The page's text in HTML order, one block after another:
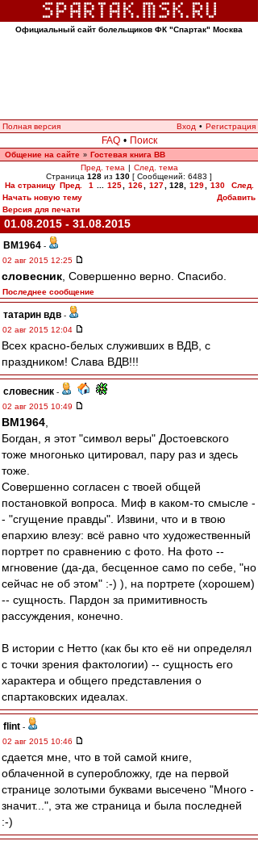
Официальный сайт болельщиков ФК "Спартак" Москва
Полная версия Вход • Регистрация
FAQ • Поиск
Общение на сайте » Гостевая книга ВВ
Пред. тема | След. тема
Страница 128 из 130 [ Сообщений: 6483 ]
На страницу Пред. 1 125 126 127 128, 129 130
След.
Начать новую тему
Добавить
Версия для печати
01.08.2015 - 31.08.2015
BM1964 -
02 авг 2015 12:25
словесник , Совершенно верно. Спасибо.
Последнее сообщение
татарин вдв -
02 авг 2015 12:04
Всех красно-белых служивших в ВДВ, с
праздником! Слава ВДВ!!!
словесник -
02 авг 2015 10:49
BM1964
Богдан, я этот "символ веры" Достоевского
тоже многонько цитировал, пару раз и здесь
тоже.
Совершенно согласен с твоей общей
постановкой вопроса. Миф в каком-то смысле -
- "сгущение правды". Извини, что и в твою
епархию влезу: всё равно что художественный
портрет по сравнению с фото. На фото --
мгновение (да-да, бесценное само по себе, "но
сейчас не об этом" :-) ), на портрете (хорошем)
-- сущность. Пардон за примитивность
рассуждения, конечно.
В истории с Нетто (как бы кто её ни определял
с точки зрения фактологии) -- сущность его
характера и общего представления о
спартаковских идеалах.
flint -
02 авг 2015 10:46
сдается мне, что в той самой книге,
облаченной в суперобложку, где на первой
странице золотыми буквами высечено "Много -
значит...", эта же страница и была последней
:-)